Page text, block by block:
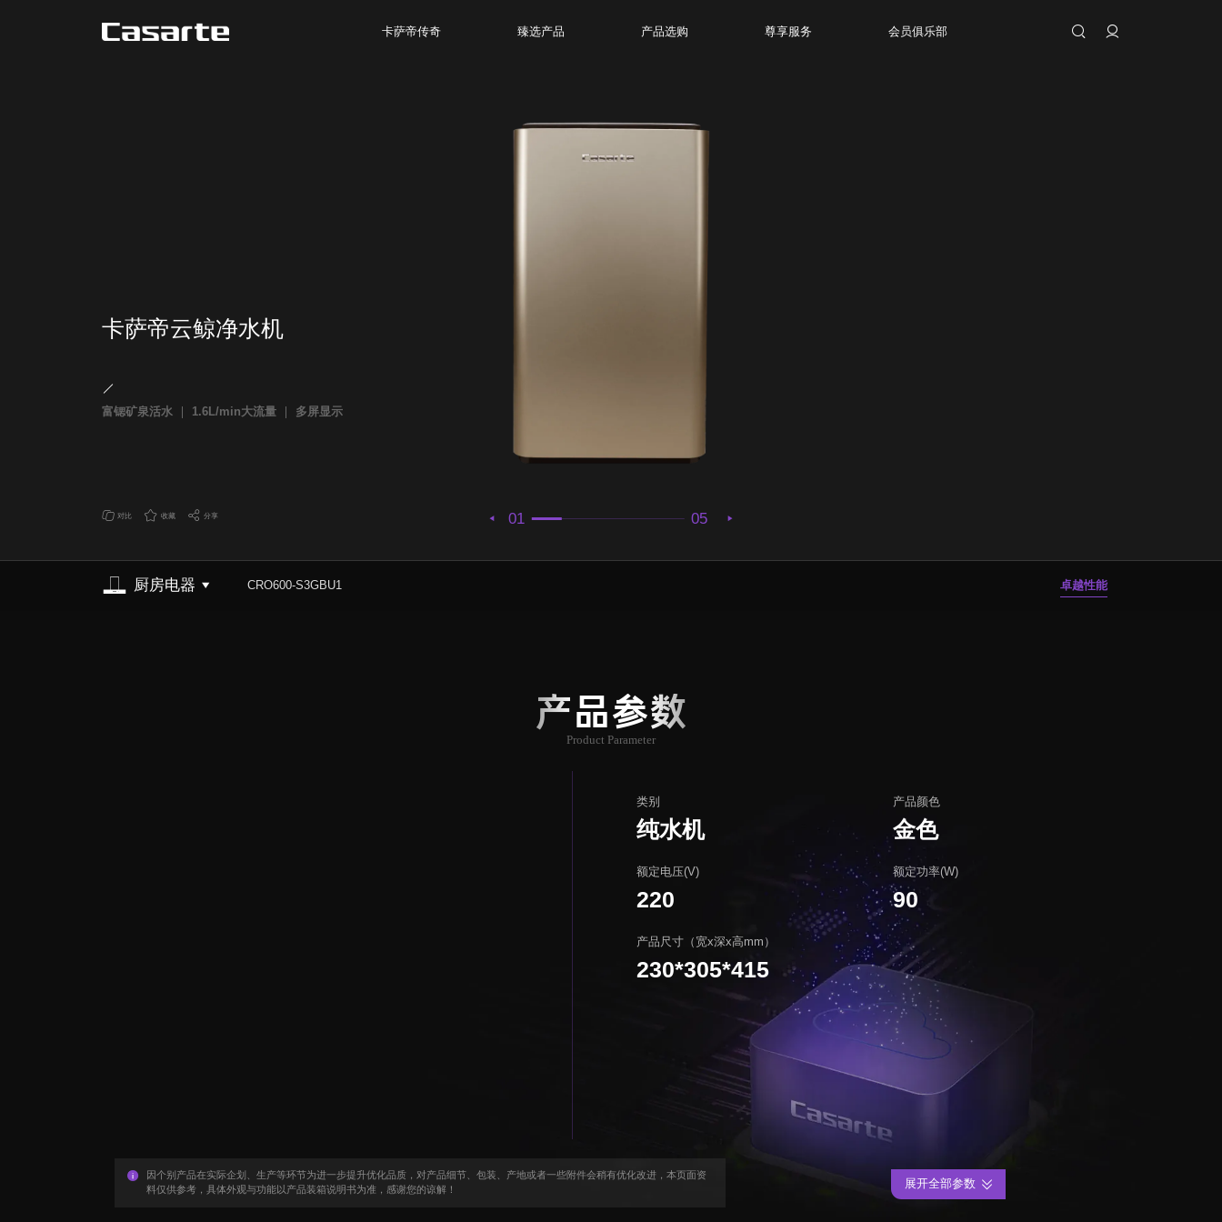
卡萨帝传奇 臻选产品 产品选购 尊享服务 会员俱乐部
01 05
卡萨帝云鲸净水机
富锶矿泉活水 1.6L/min大流量 多屏显示
对比 收藏 分享
厨房电器 CRO600-S3GBU1 卓越性能
产品参数
Product Parameter
类别
纯水机
产品颜色
金色
额定电压(V)
220
额定功率(W)
90
产品尺寸（宽x深x高mm）
230*305*415
因个别产品在实际企划、生产等环节为进一步提升优化品质，对产品细节、包装、产地或者一些附件会稍有优化改进，本页面资
料仅供参考，具体外观与功能以产品装箱说明书为准，感谢您的谅解！
展开全部参数